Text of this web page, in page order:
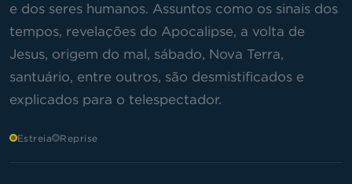
e dos seres humanos. Assuntos como os sinais dos
tempos, revelações do Apocalipse, a volta de
Jesus, origem do mal, sábado, Nova Terra,
santuário, entre outros, são desmistificados e
explicados para o telespectador.
Estreia Reprise